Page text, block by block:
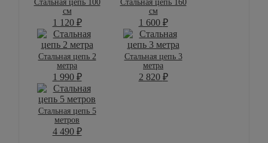
см
1 120 ₽
см
1 600 ₽
Стальная цепь 2
метра
1 990 ₽
Стальная цепь 3
метра
2 820 ₽
Стальная цепь 5
метров
4 490 ₽